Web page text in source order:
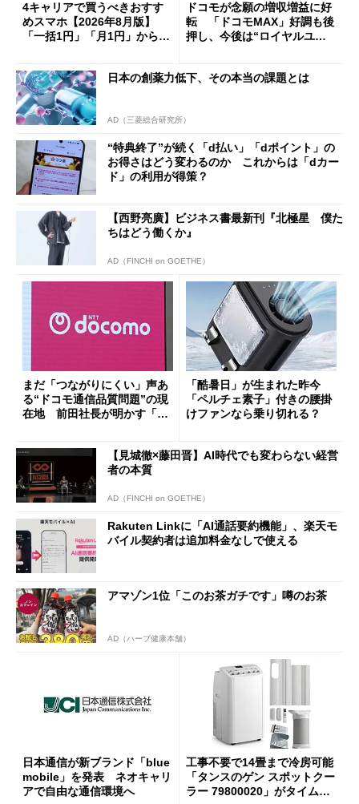
4キャリアで買うべきおすす
めスマホ【2026年8月版】
「一括1円」「月1円」からお
ドコモが念願の増収増益に好
転 「ドコモMAX」好調も後
押し、今後は“ロイヤルユー
日本の創薬力低下、その本当の課題とは
AD（三菱総合研究所）
“特典終了”が続く「d払い」「dポイント」の
お得さはどう変わるのか これからは「dカー
ド」の利用が得策？
【西野亮廣】ビジネス書最新刊『北極星 僕た
ちはどう働くか』
AD（FINCHI on GOETHE）
まだ「つながりにくい」声あ
る“ドコモ通信品質問題”の現
在地 前田社長が明かす「道
「酷暑日」が生まれた昨今
「ペルチェ素子」付きの腰掛
けファンなら乗り切れる？
【見城徹×藤田晋】AI時代でも変わらない経営
者の本質
AD（FINCHI on GOETHE）
Rakuten Linkに「AI通話要約機能」、楽天モ
バイル契約者は追加料金なしで使える
アマゾン1位「このお茶ガチです」噂のお茶
AD（ハーブ健康本舗）
日本通信が新ブランド「blue
mobile」を発表 ネオキャリ
アで自由な通信環境へ
工事不要で14畳まで冷房可能
「タンスのゲン スポットクー
ラー 79800020」がタイムセ